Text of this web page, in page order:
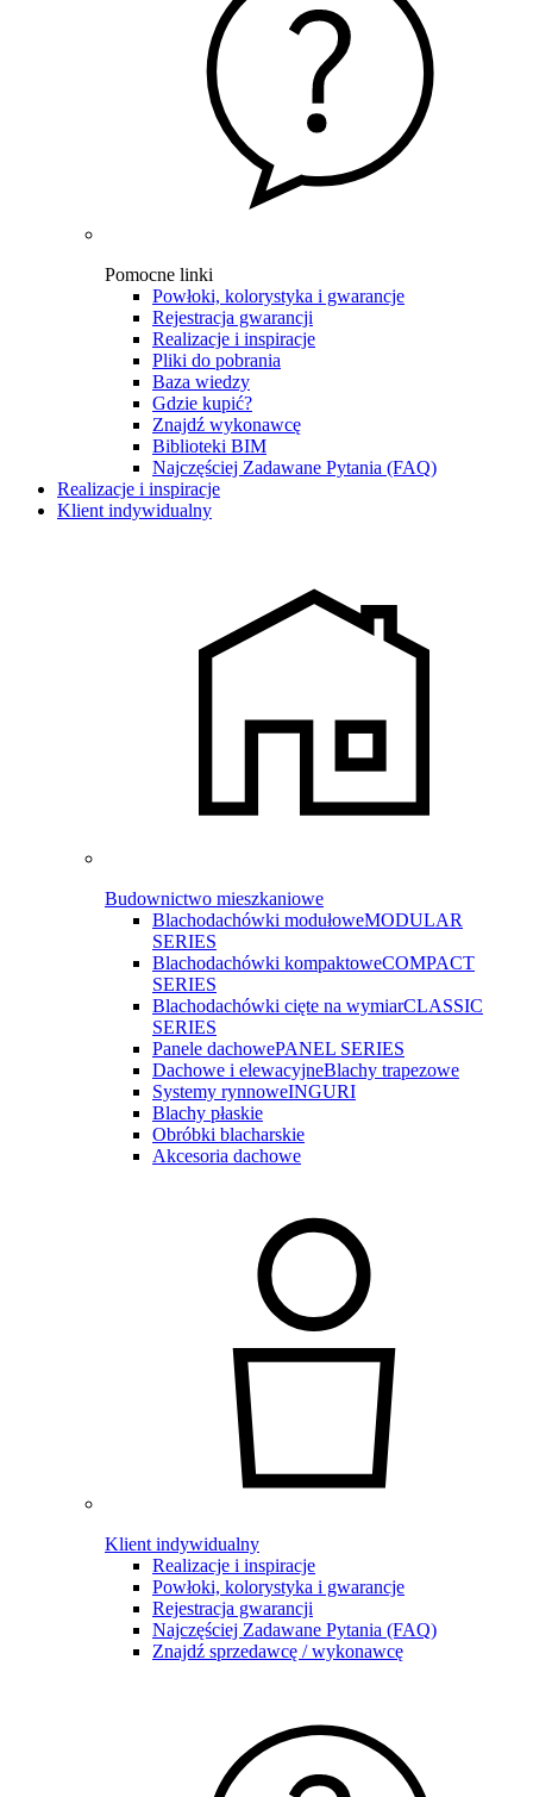
Pomocne linki
Powłoki, kolorystyka i gwarancje
Rejestracja gwarancji
Realizacje i inspiracje
Pliki do pobrania
Baza wiedzy
Gdzie kupić?
Znajdź wykonawcę
Biblioteki BIM
Najczęściej Zadawane Pytania (FAQ)
Realizacje i inspiracje
Klient indywidualny
Budownictwo mieszkaniowe
Blachodachówki modułoweMODULAR
SERIES
Blachodachówki kompaktoweCOMPACT
SERIES
Blachodachówki cięte na wymiarCLASSIC
SERIES
Panele dachowePANEL SERIES
Dachowe i elewacyjneBlachy trapezowe
Systemy rynnoweINGURI
Blachy płaskie
Obróbki blacharskie
Akcesoria dachowe
Klient indywidualny
Realizacje i inspiracje
Powłoki, kolorystyka i gwarancje
Rejestracja gwarancji
Najczęściej Zadawane Pytania (FAQ)
Znajdź sprzedawcę / wykonawcę